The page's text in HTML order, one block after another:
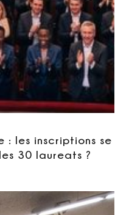
: les inscriptions se
30 laureats ?